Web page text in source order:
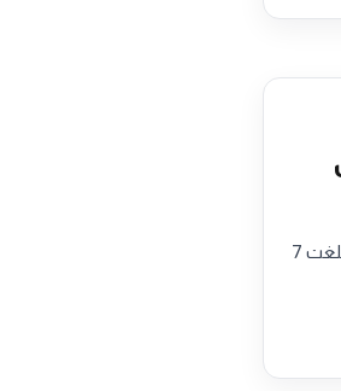
حافظ سوق العقارات في الشارقة على نموه خلال شهر يوليو 2026 محققاً تداولات عقارية بلغت 7